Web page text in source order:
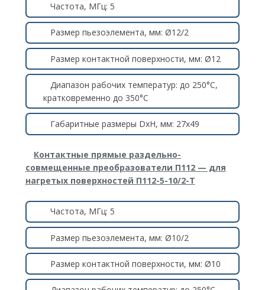
Частота, МГц: 5
Размер пьезоэлемента, мм: Ø12/2
Размер контактной поверхности, мм: Ø12
Диапазон рабочих температур: до 250°C,
кратковременно до 350°C
Габаритные размеры DxH, мм: 27х49
Контактные прямые раздельно-
совмещенные преобразователи П112 — для
нагретых поверхностей П112-5-10/2-Т
Частота, МГц: 5
Размер пьезоэлемента, мм: Ø10/2
Размер контактной поверхности, мм: Ø10